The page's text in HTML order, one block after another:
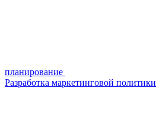
планирование
Разработка маркетинговой политики